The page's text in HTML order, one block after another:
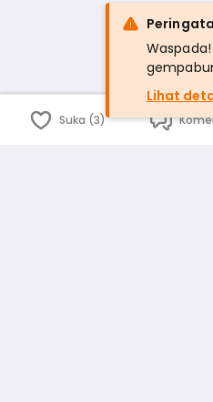
Suka (3)
Lihat